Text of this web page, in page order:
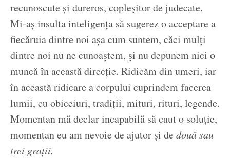
recunoscute și dureros, copleșitor de judecate.
Mi-aș insulta inteligența să sugerez o acceptare a
fiecăruia dintre noi așa cum suntem, căci mulți
dintre noi nu ne cunoaștem, și nu depunem nici o
muncă în această direcție. Ridicăm din umeri, iar
în această ridicare a corpului cuprindem facerea
lumii, cu obiceiuri, tradiții, mituri, rituri, legende.
Momentan mă declar incapabilă să caut o soluție,
momentan eu am nevoie de ajutor și de două sau
trei grații.